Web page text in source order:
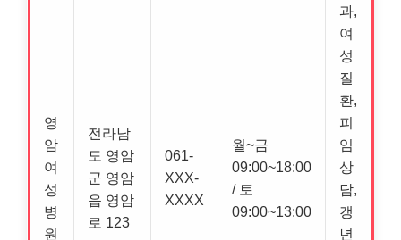
영
암
여
성
병
원
전라남
도 영암
군 영암
읍 영암
로 123
061-
XXX-
XXXX
월~금
09:00~18:00
/ 토
09:00~13:00
과,
여
성
질
환,
피
임
상
담,
갱
년